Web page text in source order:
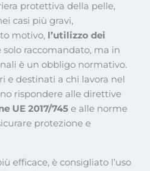
protettiva della pelle,
casi più gravi,
motivo, l’utilizzo dei
solo raccomandato, ma in
è un obbligo normativo.
e destinati a chi lavora nel
rispondere alle direttive
UE 2017/745 e alle norme
protezione e
efficace, è consigliato l’uso